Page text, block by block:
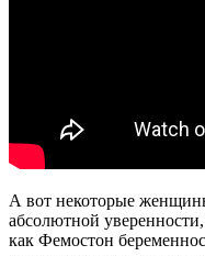
А вот некоторые
абсолютной
как Фемостон